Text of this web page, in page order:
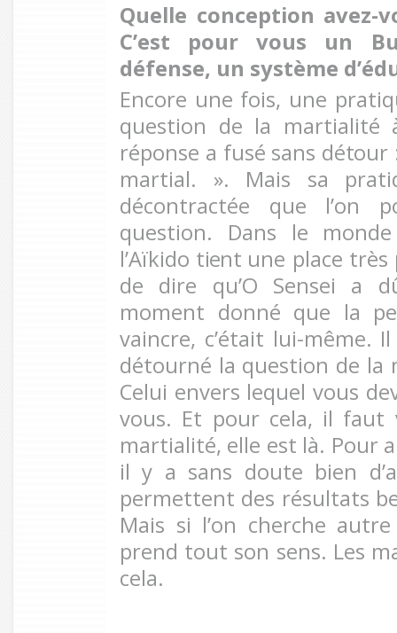
Quelle conception avez-
C’est pour vous un
défense, un système
Encore une fois, une
question de la martialité
réponse a fusé sans détour
martial. ». Mais sa
décontractée que l’on
question. Dans le
l’Aïkido tientune place très
de dire qu’O Sensei a
moment donné que la
vaincre, c’était lui-même.
détourné la question de la
Celui envers lequel vous
vous. Et pour cela, il faut
martialité, elle est là. Pour
il y a sans doute bien
permettent des résultats
Mais si l’on cherche
prend tout son sens. Les
cela.